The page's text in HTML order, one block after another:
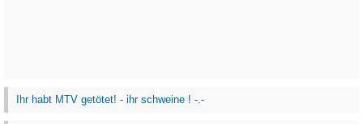
Ihr habt MTV getötet! - ihr schweine ! -.-